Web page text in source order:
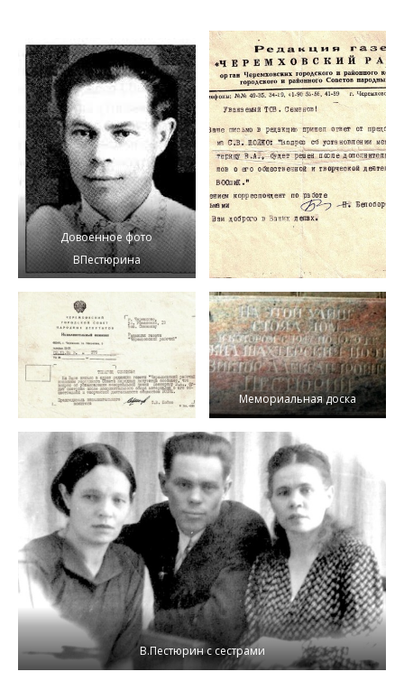
Довоенное фото
ВПестюрина
Мемориальная доска
В.Пестюрин с сестрами